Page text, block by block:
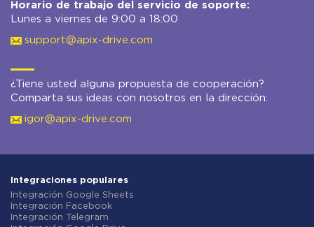
Horario de trabajo del servicio de soporte:
Lunes a viernes de 9:00 a 18:00
support@apix-drive.com
¿Tiene usted alguna propuesta de cooperación?
Comparta sus ideas con nosotros en la dirección:
igor@apix-drive.com
Integraciones populares
Integración Google Sheets
Integración Facebook
Integración Telegram